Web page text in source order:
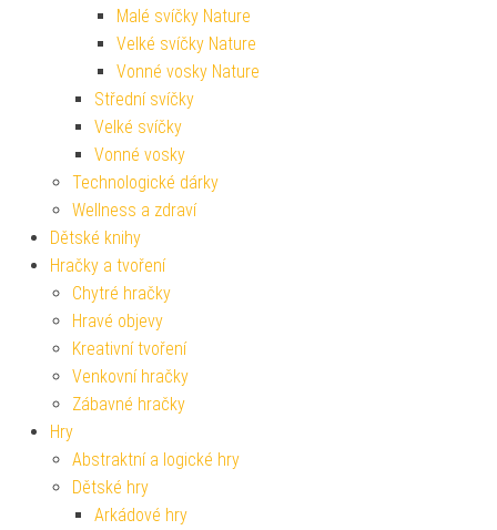
Malé svíčky Nature
Velké svíčky Nature
Vonné vosky Nature
Střední svíčky
Velké svíčky
Vonné vosky
Technologické dárky
Wellness a zdraví
Dětské knihy
Hračky a tvoření
Chytré hračky
Hravé objevy
Kreativní tvoření
Venkovní hračky
Zábavné hračky
Hry
Abstraktní a logické hry
Dětské hry
Arkádové hry